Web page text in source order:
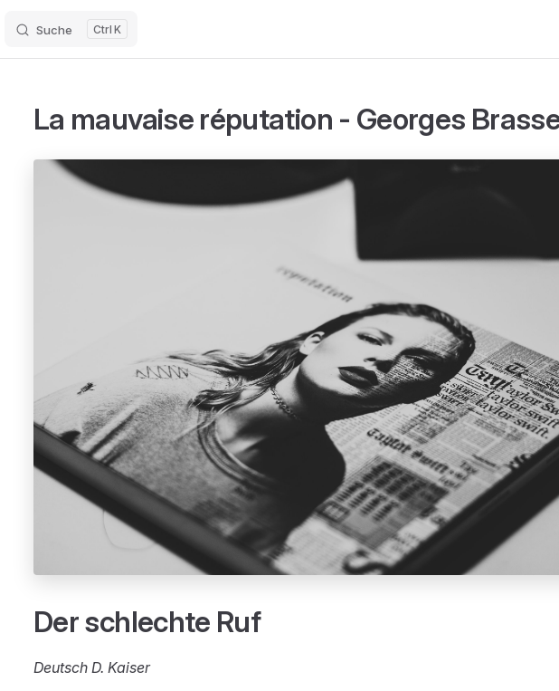
Suche K
La mauvaise réputation - Georges
Der schlechte Ruf
Deutsch D. Kaiser